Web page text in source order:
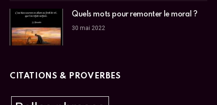
Quels mots pour remonter le moral ?
30 mai 2022
CITATIONS & PROVERBES